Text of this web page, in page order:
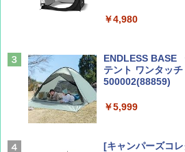
ァキア 2026～
￥2,277
￥4,980
ENDLESS BASE
テント ワンタッ
500002(88859)
￥5,999
[キャンパーズコ